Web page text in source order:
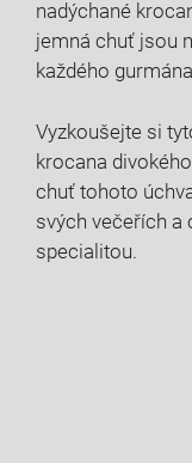
nadýchané
jemná chuť jsou
každého
Vyzkoušejte si
krocana
chuť tohoto
svých večeřích a
specialitou.